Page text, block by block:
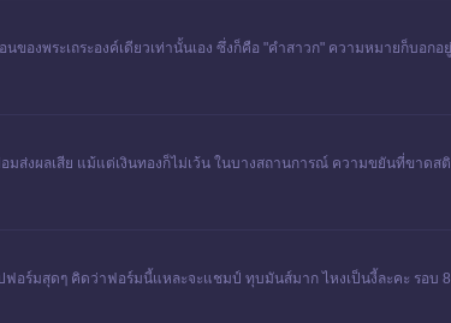
องพระเถระองค์เดียวเท่านั้นเอง ซึ่งก็คือ "คำสาวก" ความหมายก็บอกอ
ส่งผลเสีย แม้แต่เงินทองก็ไม่เว้น ในบางสถานการณ์ ความขยันที่ขาดส
ร์มสุดๆ คิดว่าฟอร์มนี้แหละจะแชมป์ ทุบมันส์มาก ไหงเป็นงี้ละคะ รอบ